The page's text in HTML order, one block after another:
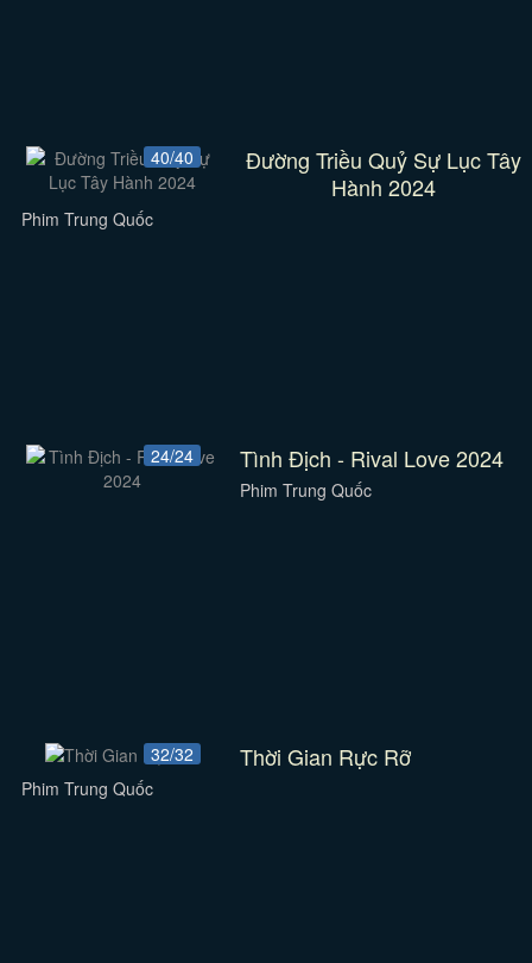
40/40
Đường Triều Quỷ Sự Lục Tây
Hành 2024
Phim Trung Quốc
24/24 Tình Địch - Rival Love 2024
Phim Trung Quốc
32/32 Thời Gian Rực Rỡ
Phim Trung Quốc